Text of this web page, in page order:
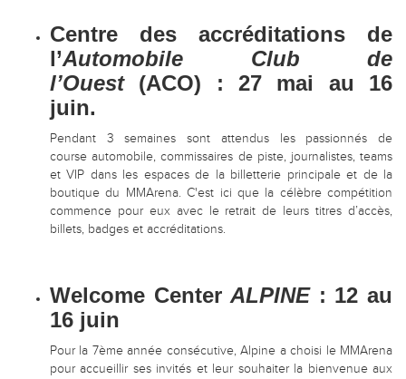
Centre des accréditations de
l’Automobile Club de
l’Ouest(ACO) : 27 mai au 16
juin.
Pendant 3 semaines sont attendus les passionnés de
course automobile, commissaires de piste, journalistes, teams
et VIP dans les espaces de la billetterie principale et de la
boutique du MMArena. C'est ici que la célèbre compétition
commence pour eux avec le retrait de leurs titres d’accès,
billets, badges et accréditations.
Welcome CenterALPINE: 12 au
16 juin
Pour la 7ème année consécutive, Alpine a choisi le MMArena
pour accueillir ses invités et leur souhaiter la bienvenue aux